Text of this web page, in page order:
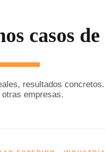
casos
resultados
empresas.